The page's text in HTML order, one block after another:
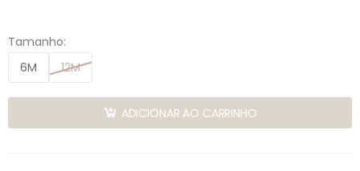
Tamanho:
6M
12M
ADICIONAR AO CARRINHO